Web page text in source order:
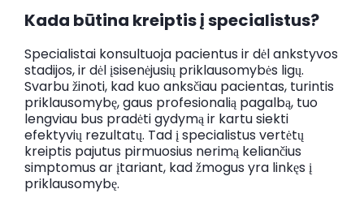
Kada būtina kreiptis į specialistus?
Specialistai konsultuoja pacientus ir dėl ankstyvos
stadijos, ir dėl įsisenėjusių priklausomybės ligų.
Svarbu žinoti, kad kuo anksčiau pacientas, turintis
priklausomybę, gaus profesionalią pagalbą, tuo
lengviau bus pradėti gydymą ir kartu siekti
efektyvių rezultatų. Tad į specialistus vertėtų
kreiptis pajutus pirmuosius nerimą keliančius
simptomus ar įtariant, kad žmogus yra linkęs į
priklausomybę.